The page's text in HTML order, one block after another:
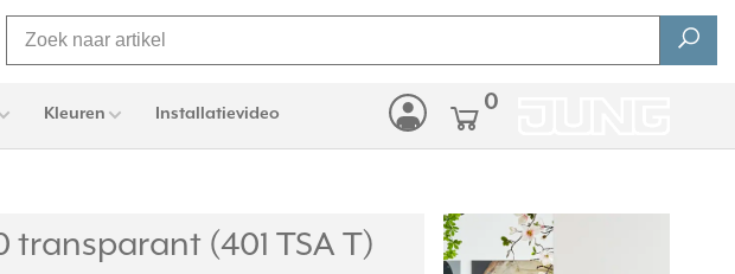
Kleuren Installatievideo 0
transparant (401 TSA T)